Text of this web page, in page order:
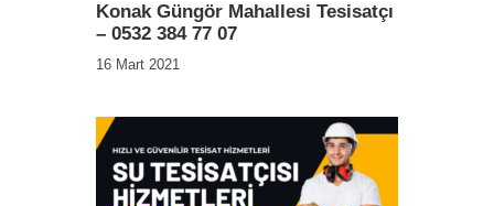
Konak Güngör Mahallesi Tesisatçı
– 0532 384 77 07
16 Mart 2021